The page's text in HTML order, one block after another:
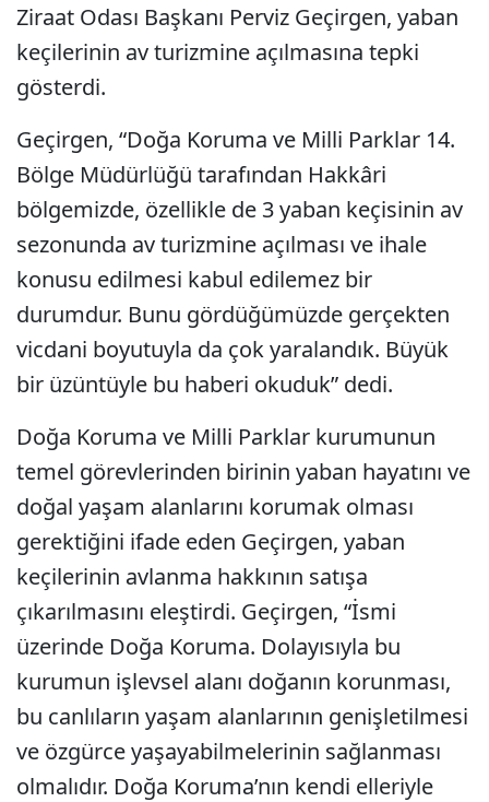
Ziraat Odası Başkanı Perviz Geçirgen, yaban
keçilerinin av turizmine açılmasına tepki
gösterdi.
Geçirgen, “Doğa Koruma ve Milli Parklar 14.
Bölge Müdürlüğü tarafından Hakkâri
bölgemizde, özellikle de 3 yaban keçisinin av
sezonunda av turizmine açılması ve ihale
konusu edilmesi kabul edilemez bir
durumdur. Bunu gördüğümüzde gerçekten
vicdani boyutuyla da çok yaralandık. Büyük
bir üzüntüyle bu haberi okuduk” dedi.
Doğa Koruma ve Milli Parklar kurumunun
temel görevlerinden birinin yaban hayatını ve
doğal yaşam alanlarını korumak olması
gerektiğini ifade eden Geçirgen, yaban
keçilerinin avlanma hakkının satışa
çıkarılmasını eleştirdi. Geçirgen, “İsmi
üzerinde Doğa Koruma. Dolayısıyla bu
kurumun işlevsel alanı doğanın korunması,
bu canlıların yaşam alanlarının genişletilmesi
ve özgürce yaşayabilmelerinin sağlanması
olmalıdır. Doğa Koruma’nın kendi elleriyle